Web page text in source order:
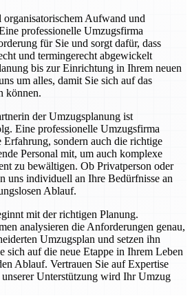
Aufwand und
professionelle Umzugsfirma
für Sie und sorgt dafür, dass
und termingerecht abgewickelt
bis zur Einrichtung in Ihrem neuen
um alles, damit Sie sich auf das
können.
der Umzugsplanung ist
Eine professionelle Umzugsfirma
sondern auch die richtige
Personal mit, um auch komplexe
zu bewältigen. Ob Privatperson oder
uns individuell an Ihre Bedürfnisse an
Ablauf.
mit der richtigen Planung.
analysieren die Anforderungen genau,
Umzugsplan und setzen ihn
sich auf die neue Etappe in Ihrem Leben
Ablauf. Vertrauen Sie auf Expertise
Unterstützung wird Ihr Umzug